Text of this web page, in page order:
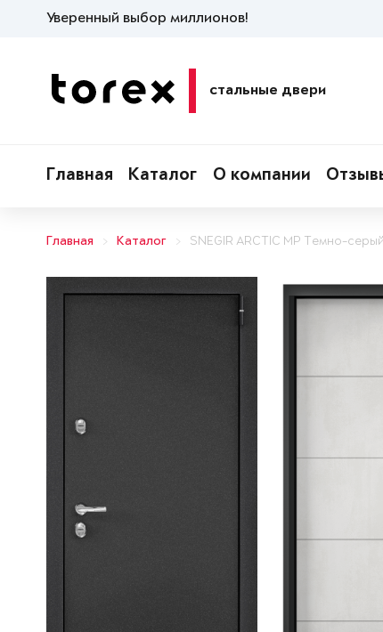
Уверенный выбор миллионов!
стальные двери
Главная Каталог О компании
Главная Каталог SNEGIR ARCTIC MP Темно-